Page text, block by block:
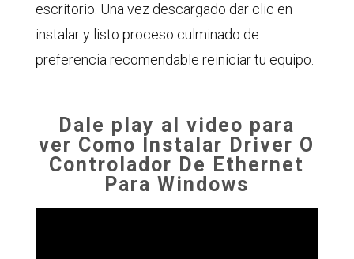
escritorio. Una vez descargado dar clic en
instalar y listo proceso culminado de
preferencia recomendable reiniciar tu equipo.
Dale play al video para
ver Como Instalar Driver O
Controlador De Ethernet
Para Windows